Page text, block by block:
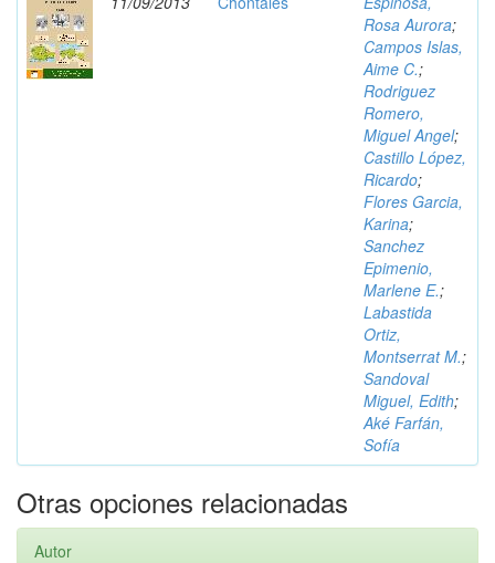
Rosa Aurora;
Campos Islas,
Aime C.;
Rodriguez
Romero,
Miguel Angel;
Castillo López,
Ricardo;
Flores Garcia,
Karina;
Sanchez
Epimenio,
Marlene E.;
Labastida
Ortiz,
Montserrat M.;
Sandoval
Miguel, Edith;
Aké Farfán,
Sofía
Otras opciones relacionadas
Autor